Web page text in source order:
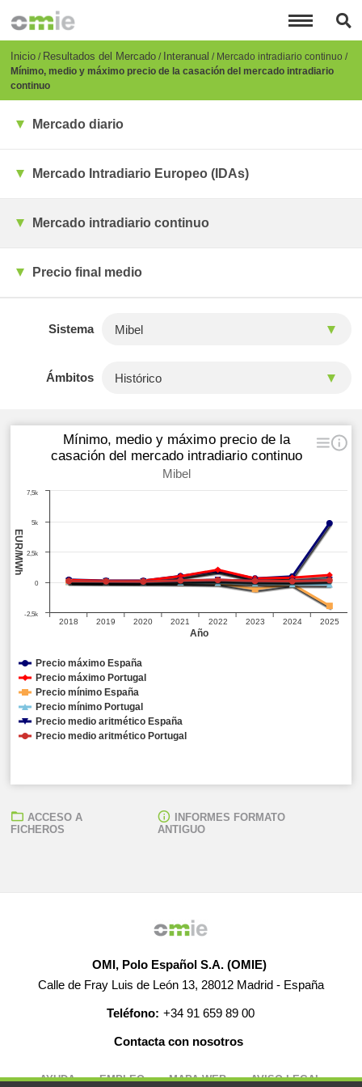
principal
Breadcrumb
Inicio Resultados del Mercado Interanual
Mercado intradiario continuo
Mínimo, medio y máximo precio de la casación del mercado intradiario
continuo
Mercado diario
Mercado Intradiario Europeo (IDAs)
Mercado intradiario continuo
Precio final medio
Sistema
Ámbitos
Año
EUR/MWh
Mínimo, medio y máximo precio de la
casación del mercado intradiario continuo
Mibel
2018 2019 2020 2021 2022 2023 2024 2025
0
-2,5k
2,5k
5k
7,5k
Precio máximo España
Precio máximo Portugal
Precio mínimo España
Precio mínimo Portugal
Precio medio aritmético España
Precio medio aritmético Portugal
ACCESO A
FICHEROS
INFORMES FORMATO
ANTIGUO
OMI, Polo Español S.A. (OMIE)
Calle de Fray Luis de León 13, 28012 Madrid - España
Teléfono: +34 91 659 89 00
Contacta con nosotros
AYUDA EMPLEO MAPA WEB AVISO LEGAL